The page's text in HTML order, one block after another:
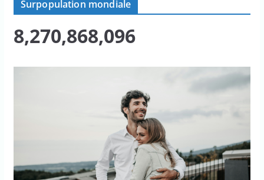
Surpopulation mondiale
8,270,868,096